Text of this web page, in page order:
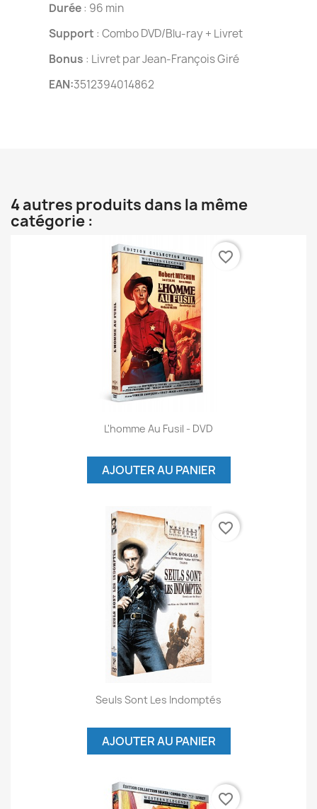
Durée: 96 min
Support : Combo DVD/Blu-ray + Livret
Bonus : Livret par Jean-François Giré
EAN:3512394014862
4 autres produits dans la même
catégorie :
L'homme Au Fusil - DVD
AJOUTER AU PANIER
favorite_border
Seuls Sont Les Indomptés
AJOUTER AU PANIER
favorite_border
favorite_border